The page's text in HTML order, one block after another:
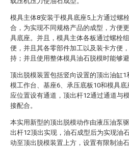
模具主体8安装于模具底座5上方通过螺
合，为实现不同规格产品的成型，方便
具底座。并且，模具主体各板通过螺栓
便，并且其各零部件加工以及装卡方便
持；并且使用整体模具油石脱模时能够
顶出脱模装置包括竖向设置的顶出油缸1
模工作台、基座6、承压底板10和模具
应位置设有通道，顶出杆12通过通道与
接配合。
本实用新型的顶出脱模动作由液压油泵
出杆12顶出实现，油石成型后为实现油
动至顶出脱模装置上方，设置有限制油